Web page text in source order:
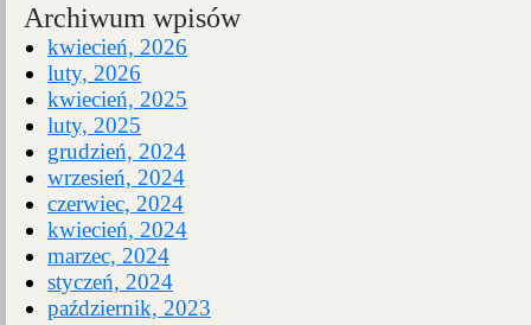
Archiwum wpisów
kwiecień, 2026
luty, 2026
kwiecień, 2025
luty, 2025
grudzień, 2024
wrzesień, 2024
czerwiec, 2024
kwiecień, 2024
marzec, 2024
styczeń, 2024
październik, 2023